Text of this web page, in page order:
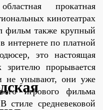
прокатная
кинотеатрах
фильм также крупный
интернете по платной
это настоящая
прорывается
не унывают, они уже
игрового фильма
стиле средневековой